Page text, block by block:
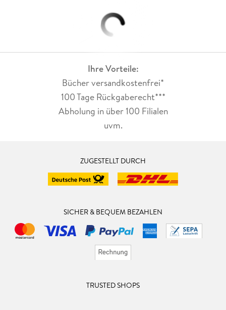
Ihre Vorteile:
Bücher versandkostenfrei*
100 Tage Rückgaberecht***
Abholung in über 100 Filialen
uvm.
ZUGESTELLT DURCH
SICHER & BEQUEM BEZAHLEN
TRUSTED SHOPS